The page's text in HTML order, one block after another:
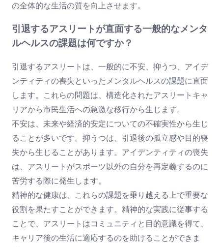
の全体的な生活の質を向上させます。
引退するアスリートが直面する一般的なメンタ
ルヘルスの課題は何ですか？
引退するアスリートは、一般的に不安、抑うつ、アイデ
ンティティの喪失といったメンタルヘルスの課題に直面
します。これらの問題は、構造化されたアスリートキャ
リアから市民生活への急激な移行から生じます。
不安は、未来や経済的安定についての不確実性から生じ
ることが多いです。抑うつは、引退後の孤立感や目的喪
失から生じることがあります。アイデンティティの喪失
は、アスリートがスポーツ以外の自分を再定義するのに
苦労する際に発生します。
精神的な健康は、これらの課題を乗り越える上で重要な
役割を果たすことができます。精神的な実践に従事する
ことで、アスリートはコミュニティと目的意識を得て、
キャリア後の生活に適応するのを助けることができま